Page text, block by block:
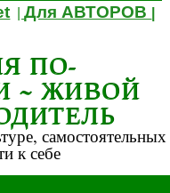
|Для АВТОРОВ
ПО-
~ ЖИВОЙ
самостоятельных
к себе